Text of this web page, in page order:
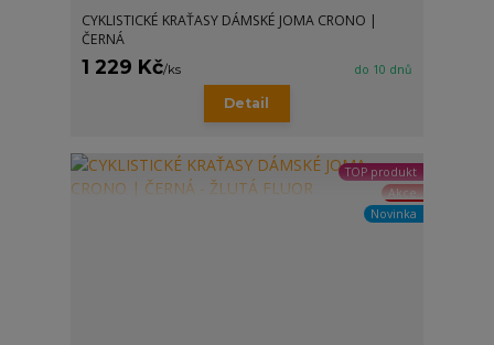
CYKLISTICKÉ KRAŤASY DÁMSKÉ JOMA CRONO |
ČERNÁ
1 229 Kč/ks do 10 dnů
Detail
TOP produkt
Akce
Novinka